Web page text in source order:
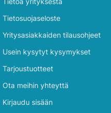
Tietosuojaseloste
Yritysasiakkaiden tilausohjeet
Usein kysytyt kysymykset
Tarjoustuotteet
Ota meihin yhteyttä
Kirjaudu sisään